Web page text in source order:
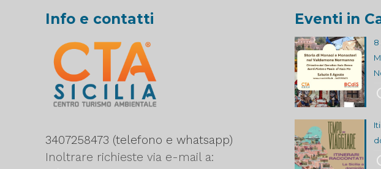
Info e contatti
3407258473 (telefono e whatsapp)
Inoltrare richieste via e-mail a:
Eventi in
8